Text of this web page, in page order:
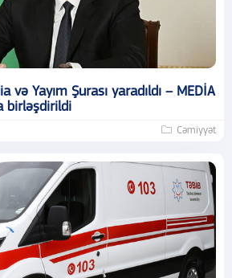
və Yayım Şurası yaradıldı – MEDİA
birləşdirildi
Cəmiyyət